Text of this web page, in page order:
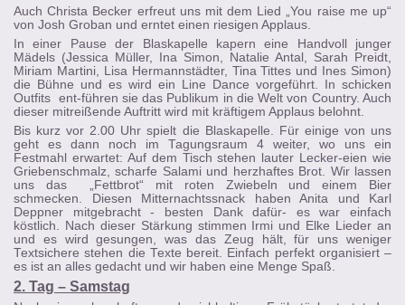
Auch Christa Becker erfreut uns mit dem Lied „You raise me up“
von Josh Groban und erntet einen riesigen Applaus.
In einer Pause der Blaskapelle kapern eine Handvoll junger
Mädels (Jessica Müller, Ina Simon, Natalie Antal, Sarah Preidt,
Miriam Martini, Lisa Hermannstädter, Tina Tittes und Ines Simon)
die Bühne und es wird ein Line Dance vorgeführt. In schicken
Outfits ent-führen sie das Publikum in die Welt von Country. Auch
dieser mitreißende Auftritt wird mit kräftigem Applaus belohnt.
Bis kurz vor 2.00 Uhr spielt die Blaskapelle. Für einige von uns
geht es dann noch im Tagungsraum 4 weiter, wo uns ein
Festmahl erwartet: Auf dem Tisch stehen lauter Lecker-eien wie
Griebenschmalz, scharfe Salami und herzhaftes Brot. Wir lassen
uns das „Fettbrot“ mit roten Zwiebeln und einem Bier
schmecken. Diesen Mitternachtssnack haben Anita und Karl
Deppner mitgebracht - besten Dank dafür- es war einfach
köstlich. Nach dieser Stärkung stimmen Irmi und Elke Lieder an
und es wird gesungen, was das Zeug hält, für uns weniger
Textsichere stehen die Texte bereit. Einfach perfekt organisiert –
es ist an alles gedacht und wir haben eine Menge Spaß.
2. Tag – Samstag